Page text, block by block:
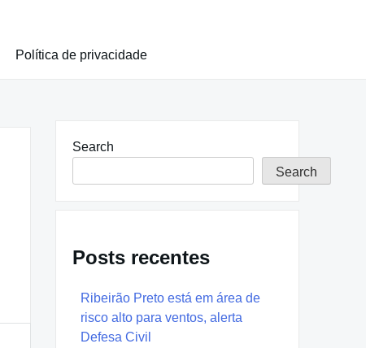
Política de privacidade
Search
Search
Posts recentes
Ribeirão Preto está em área de
risco alto para ventos, alerta
Defesa Civil